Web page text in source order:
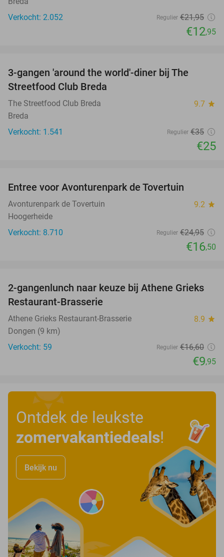
Verkocht: 2.052
Regulier €21,95
€12,95
3-gangen 'around the world'-diner bij The
Streetfood Club Breda
The Streetfood Club Breda 9.7 star
Breda
Verkocht: 1.541
Regulier €35
€25
Entree voor Avonturenpark de Tovertuin
Avonturenpark de Tovertuin 9.2 star
Hoogerheide
Verkocht: 8.710
Regulier €24,95
€16,50
40%
2-gangenlunch naar keuze bij Athene Grieks
Restaurant-Brasserie
Athene Grieks Restaurant-Brasserie 8.9 star
Dongen (9 km)
Verkocht: 59
Regulier €16,60
€9,95
Ontdek de leukste
zomervakantiedeals!
Bekijk nu